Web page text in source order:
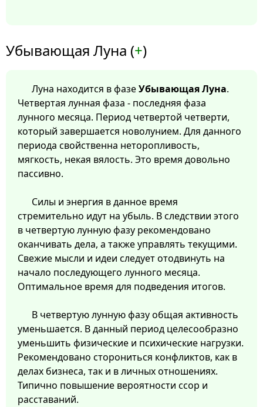
Убывающая Луна (+)
Луна находится в фазеУбывающая Луна.
Четвертая лунная фаза - последняя фаза
лунного месяца. Период четвертой четверти,
который завершается новолунием. Для данного
периода свойственна неторопливость,
мягкость, некая вялость. Это время довольно
пассивно.
Силы и энергия в данное время
стремительно идут на убыль. В следствии этого
в четвертую лунную фазу рекомендовано
оканчивать дела, а также управлять текущими.
Свежие мысли и идеи следует отодвинуть на
начало последующего лунного месяца.
Оптимальное время для подведения итогов.
В четвертую лунную фазу общая активность
уменьшается. В данный период целесообразно
уменьшить физические и психические нагрузки.
Рекомендовано сторониться конфликтов, как в
делах бизнеса, так и в личных отношениях.
Типично повышение вероятности ссор и
расставаний.